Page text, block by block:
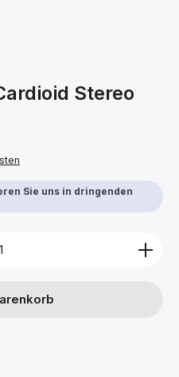
Stereo
Sie uns in dringenden
gewünschten Wert ein